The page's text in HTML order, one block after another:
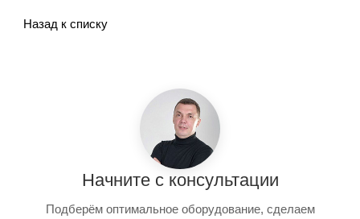
Назад к списку
Начните с консультации
Подберём оптимальное оборудование, сделаем